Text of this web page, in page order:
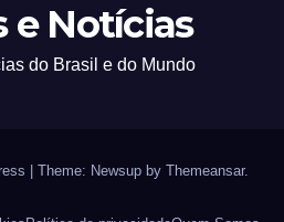
e Notícias
do Brasil e do Mundo
Theme: Newsup by Themeansar.